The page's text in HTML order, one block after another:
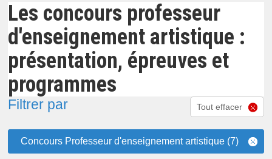
Les concours professeur
d'enseignement artistique :
présentation, épreuves et
programmes
Filtrer par Tout effacer
Concours Professeur d'enseignement artistique (7)